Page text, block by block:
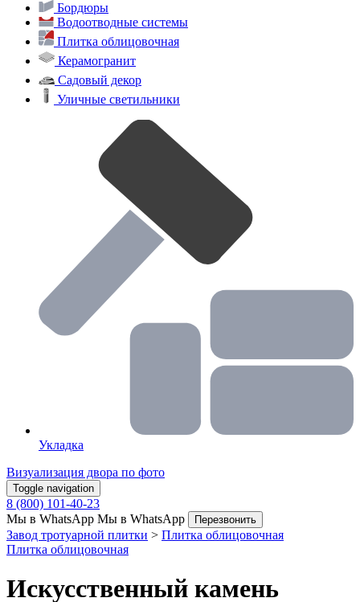
Бордюры
Водоотводные системы
Плитка облицовочная
Керамогранит
Садовый декор
Уличные светильники
Укладка
Визуализация двора по фото
Toggle navigation
8 (800) 101-40-23
Мы в WhatsApp Мы в WhatsApp Перезвонить
Завод тротуарной плитки > Плитка облицовочная
Плитка облицовочная
Искусственный камень